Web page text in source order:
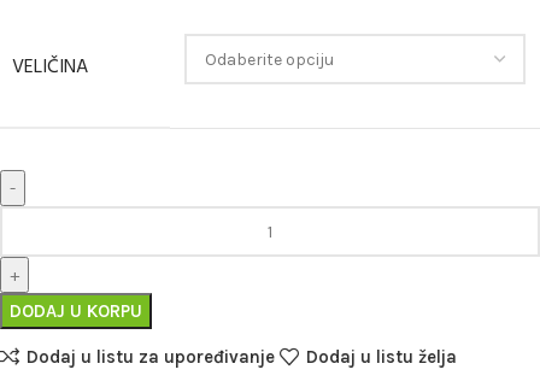
VELIČINA
DODAJ U KORPU
Dodaj u listu za upoređivanje
Dodaj u listu želja